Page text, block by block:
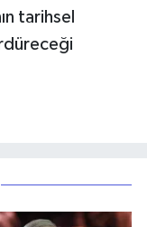
tarihsel